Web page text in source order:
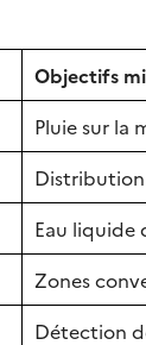
Objectifs
Pluie sur la
Distribution
Eau liquide
Zones
Détection